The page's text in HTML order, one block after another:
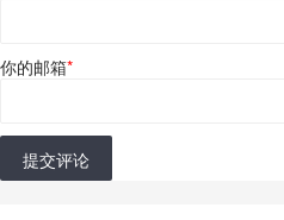
你的邮箱*
提交评论